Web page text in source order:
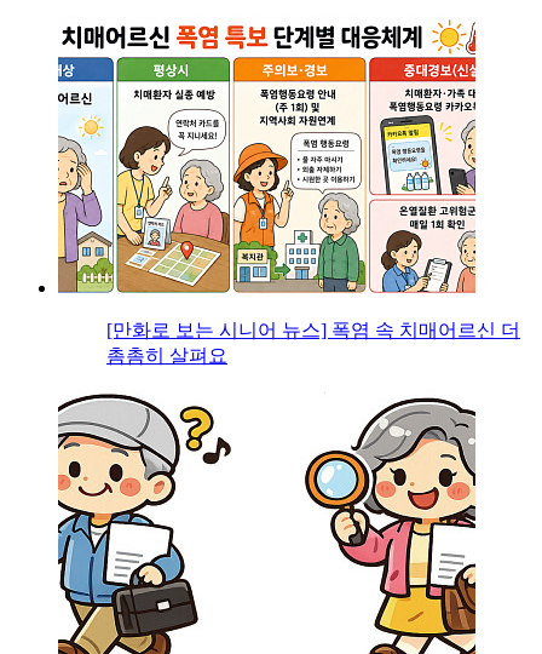
[만화로 보는 시니어 뉴스] 폭염 속 치매어르신 더
촘촘히 살펴요